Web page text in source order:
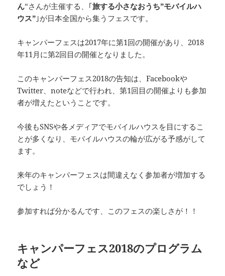
ん“さんが主催する、｢旅する小さなおうち”モバイルハ
ウス” ｣が日本全国から集うフェスです。
キャンパーフェスは2017年に第1回の開催があり、2018
年11月に第2回目の開催となりました。
このキャンパーフェス2018の告知は、Facebookや
Twitter、noteなどで行われ、第1回目の開催よりも参加
者が増えたということです。
今後もSNSや各メディアでモバイルハウスを目にするこ
とが多くなり、モバイルハウスの輪が広がる予感がして
ます。
来年のキャンパーフェスは間違えなく参加者が増加する
でしょう！
参加すれば分かるんです、このフェスの楽しさが！！
キャンパーフェス2018のプログラム
など